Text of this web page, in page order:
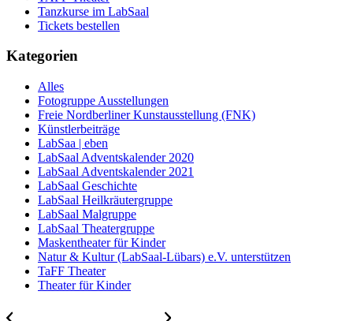
Tanzkurse im LabSaal
Tickets bestellen
Kategorien
Alles
Fotogruppe Ausstellungen
Freie Nordberliner Kunstausstellung (FNK)
Künstlerbeiträge
LabSaa | eben
LabSaal Adventskalender 2020
LabSaal Adventskalender 2021
LabSaal Geschichte
LabSaal Heilkräutergruppe
LabSaal Malgruppe
LabSaal Theatergruppe
Maskentheater für Kinder
Natur & Kultur (LabSaal-Lübars) e.V. unterstützen
TaFF Theater
Theater für Kinder